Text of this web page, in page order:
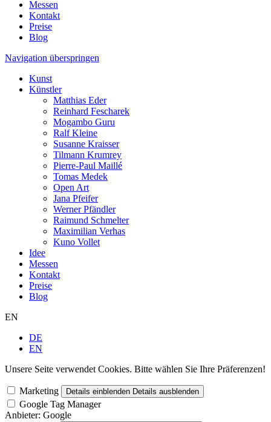
Messen
Kontakt
Preise
Blog
Navigation überspringen
Kunst
Künstler
Matthias Eder
Reinhard Fescharek
Mogambo Guru
Ralf Kleine
Susanne Kraisser
Tilmann Krumrey
Pierre-Paul Maillé
Tomas Medek
Open Art
Jana Pfeifer
Werner Pfändler
Raimund Schmelter
Maximilian Verhas
Kuno Vollet
Idee
Messen
Kontakt
Preise
Blog
EN
DE
EN
Unsere Seite verwendet Cookies. Bitte wählen Sie Ihre Präferenzen!
Marketing Details einblenden Details ausblenden
Google Tag Manager
Anbieter: Google